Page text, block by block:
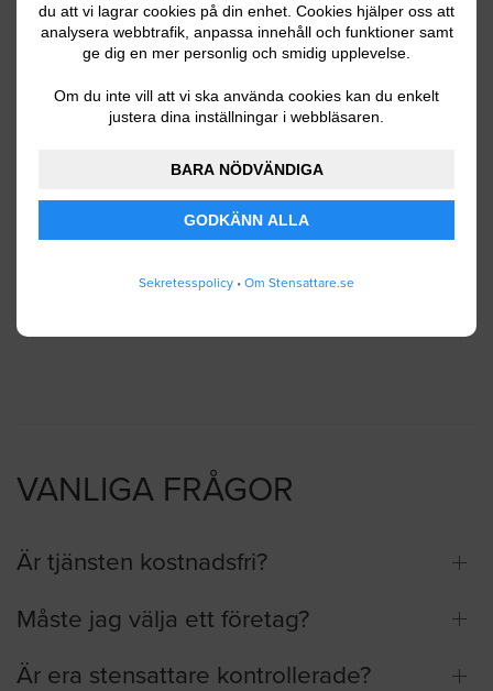
du att vi lagrar cookies på din enhet. Cookies hjälper oss att
analysera webbtrafik, anpassa innehåll och funktioner samt
ge dig en mer personlig och smidig upplevelse.
Om du inte vill att vi ska använda cookies kan du enkelt
justera dina inställningar i webbläsaren.
BARA NÖDVÄNDIGA
GODKÄNN ALLA
Sekretesspolicy • Om Stensattare.se
Ditt telefonnummer
använder mina personuppgifter enligt
SKICKA IN
VANLIGA FRÅGOR
Är tjänsten kostnadsfri?
Måste jag välja ett företag?
Är era stensattare kontrollerade?